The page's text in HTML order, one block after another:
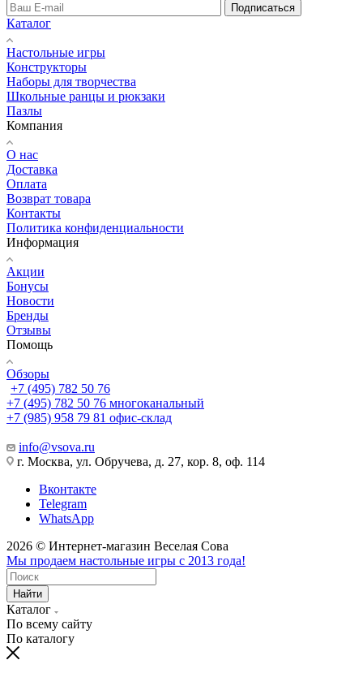
Подписаться
Каталог
Настольные игры
Конструкторы
Наборы для творчества
Школьные ранцы и рюкзаки
Пазлы
Компания
О нас
Доставка
Оплата
Возврат товара
Контакты
Политика конфиденциальности
Информация
Акции
Бонусы
Новости
Бренды
Отзывы
Помощь
Обзоры
+7 (495) 782 50 76
+7 (495) 782 50 76 многоканальный
+7 (985) 958 79 81 офис-склад
info@vsova.ru
г. Москва, ул. Обручева, д. 27, кор. 8, оф. 114
Вконтакте
Telegram
WhatsApp
2026 © Интернет-магазин Веселая Сова
Мы продаем настольные игры с 2013 года!
Найти
Каталог
По всему сайту
По каталогу